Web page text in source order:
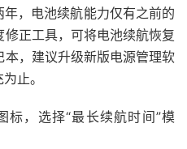
，电池续航能力仅有之前的
正工具，可将电池续航恢复
，建议升级新版电源管理软
止。
标，选择“最长续航时间”模